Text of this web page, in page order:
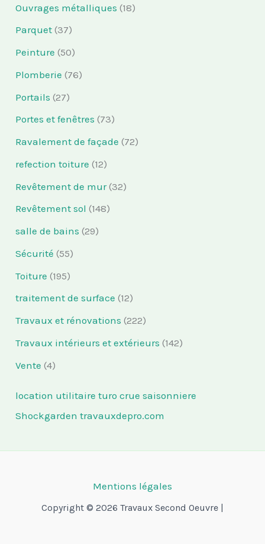
Ouvrages métalliques (18)
Parquet (37)
Peinture (50)
Plomberie (76)
Portails (27)
Portes et fenêtres (73)
Ravalement de façade (72)
refection toiture (12)
Revêtement de mur(32)
Revêtement sol (148)
salle de bains (29)
Sécurité (55)
Toiture (195)
traitement de surface (12)
Travaux et rénovations (222)
Travaux intérieurs et extérieurs (142)
Vente (4)
location utilitaire turo crue saisonniere
Shockgarden travauxdepro.com
Mentions légales
Copyright © 2026 Travaux Second Oeuvre |